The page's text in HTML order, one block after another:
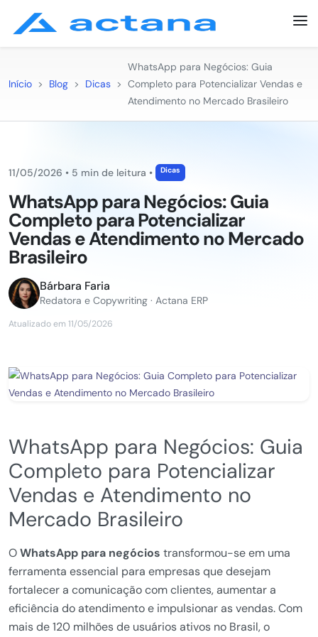
Início > Blog > Dicas >
WhatsApp para Negócios: Guia
Completo para Potencializar Vendas e
Atendimento no Mercado Brasileiro
11/05/2026 • 5 min de leitura • Dicas
WhatsApp para Negócios: Guia
Completo para Potencializar
Vendas e Atendimento no Mercado
Brasileiro
Bárbara Faria
Redatora e Copywriting · Actana ERP
Atualizado em 11/05/2026
WhatsApp para Negócios: Guia
Completo para Potencializar
Vendas e Atendimento no
Mercado Brasileiro
OWhatsApp para negócios transformou-se em uma
ferramenta essencial para empresas que desejam
fortalecer a comunicação com clientes, aumentar a
eficiência do atendimento e impulsionar as vendas. Com
mais de 120 milhões de usuários ativos no Brasil, o